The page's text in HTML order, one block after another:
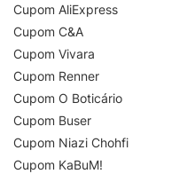
Cupom AliExpress
Cupom C&A
Cupom Vivara
Cupom Renner
Cupom O Boticário
Cupom Buser
Cupom Niazi Chohfi
Cupom KaBuM!